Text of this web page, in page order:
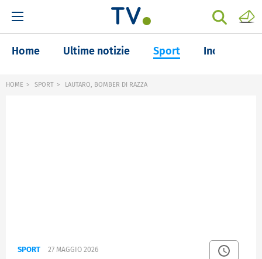
Home Ultime notizie Sport Inchieste
HOME SPORT LAUTARO, BOMBER DI RAZZA
SPORT 27 MAGGIO 2026